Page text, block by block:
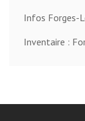
Infos Forges-
Inventaire :